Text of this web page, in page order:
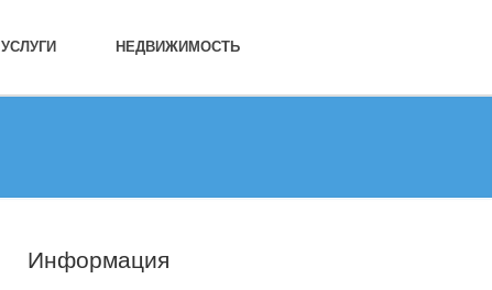
УСЛУГИ НЕДВИЖИМОСТЬ
Информация